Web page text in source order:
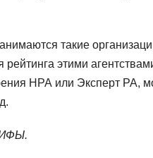
такие
этими
НРА или Эксперт РА,